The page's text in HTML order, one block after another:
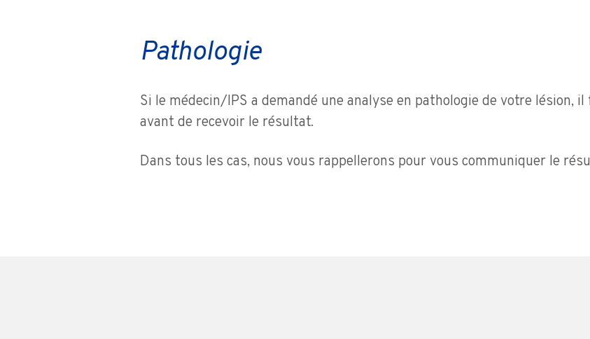
Pathologie
Si le médecin/IPS a demandé une analyse en pathologie de votre lésion,
avant de recevoir le résultat.
Dans tous les cas, nous vous rappellerons pour vous communiquer le